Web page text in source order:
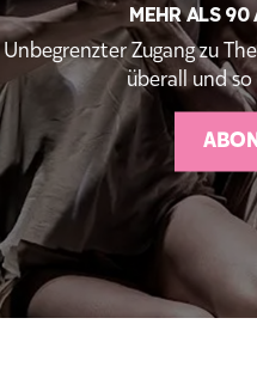
MEHR ALS 90
Unbegrenzter Zugang zu
überall und